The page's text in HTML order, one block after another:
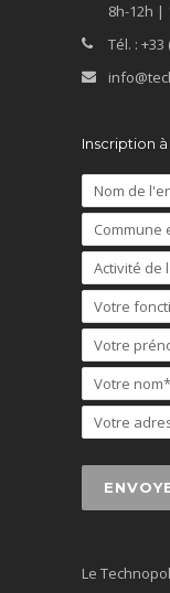
8h-12h |
Tél. : +33
Inscription
Le